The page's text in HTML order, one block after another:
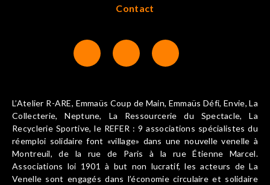
Contact
L’Atelier R-ARE, Emmaüs Coup de Main, Emmaüs Défi, Envie, La
Collecterie, Neptune, La Ressourcerie du Spectacle, La
Recyclerie Sportive, le REFER : 9 associations spécialistes du
réemploi solidaire font «village» dans une nouvelle venelle à
Montreuil, de la rue de Paris à la rue Étienne Marcel.
Associations loi 1901 à but non lucratif, les acteurs de La
Venelle sont engagés dans l’économie circulaire et solidaire